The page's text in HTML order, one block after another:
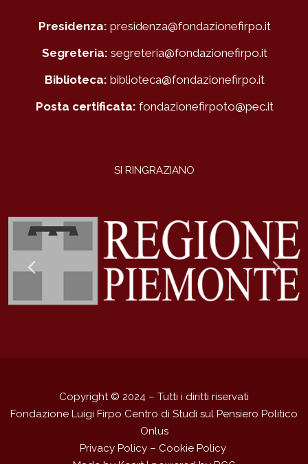
Presidenza: presidenza@fondazionefirpo.it
Segreteria: segreteria@fondazionefirpo.it
Biblioteca: biblioteca@fondazionefirpo.it
Posta certificata: fondazionefirpoto@pec.it
SI RINGRAZIANO
Previous
Slide
Copyright © 2024 – Tutti i diritti riservati
Fondazione Luigi Firpo Centro di Studi sul Pensiero Politico
Onlus
Privacy Policy– Cookie Policy